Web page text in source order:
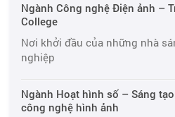
Ngành Công nghệ Điện ảnh –
College
Nơi khởi đầu của những nhà
nghiệp
Ngành Hoạt hình số – Sáng
công nghệ hình ảnh